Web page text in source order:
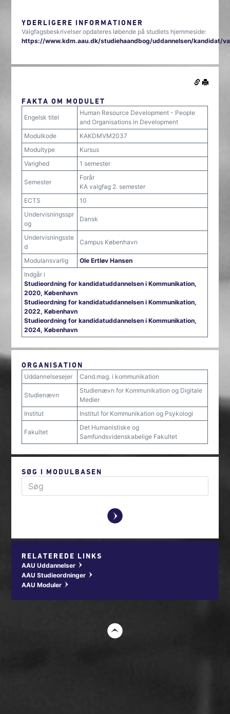
YDERLIGERE INFORMATIONER
Valgfagsbeskrivelser opdateres løbende på studiets hjemmeside:
https://www.kdm.aau.dk/studiehaandbog/uddannelsen/kandidat/
FAKTA OM MODULET
Engelsk titel
Human Resource Development - People
and Organisations in Development
Modulkode
KAKDMVM2037
Modultype
Kursus
Varighed
1 semester
Semester
Forår
KA valgfag 2. semester
ECTS
10
Undervisningsspr
og
Dansk
Undervisningsste
d
Campus København
Modulansvarlig
Ole Ertløv Hansen
Indgår i
Studieordning for kandidatuddannelsen i Kommunikation,
2020, København
Studieordning for kandidatuddannelsen i Kommunikation,
2022, København
Studieordning for kandidatuddannelsen i Kommunikation,
2024, København
ORGANISATION
Uddannelsesejer Cand.mag. i kommunikation
Studienævn
Studienævn for Kommunikation og Digitale
Medier
Institut
Institut for Kommunikation og Psykologi
Fakultet
Det Humanistiske og
Samfundsvidenskabelige Fakultet
SØG I MODULBASEN
y
RELATEREDE LINKS
AAU Uddannelser w
AAU Studieordninger w
AAU Moduler w
t